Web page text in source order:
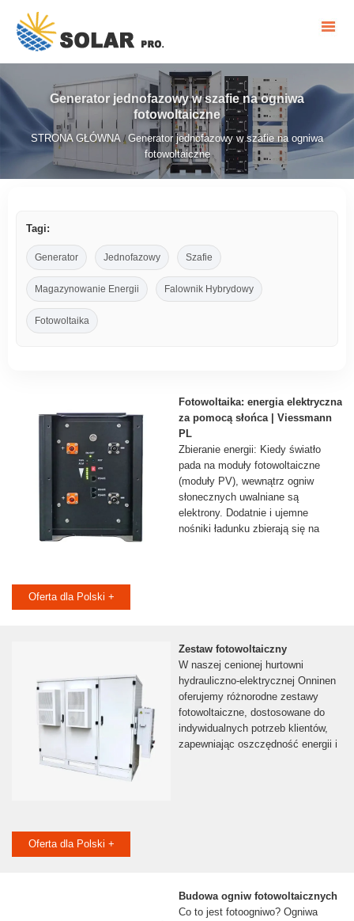
Generator jednofazowy w szafie na ogniwa
fotowoltaiczne
STRONA GŁÓWNA / Generator jednofazowy w szafie na ogniwa
fotowoltaiczne
Tagi:
Generator Jednofazowy Szafie
Magazynowanie Energii Falownik Hybrydowy
Fotowoltaika
Fotowoltaika: energia elektryczna
za pomocą słońca | Viessmann
PL
Zbieranie energii: Kiedy światło
pada na moduły fotowoltaiczne
(moduły PV), wewnątrz ogniw
słonecznych uwalniane są
elektrony. Dodatnie i ujemne
nośniki ładunku zbierają się na
Oferta dla Polski +
Zestaw fotowoltaiczny
W naszej cenionej hurtowni
hydrauliczno-elektrycznej Onninen
oferujemy różnorodne zestawy
fotowoltaiczne, dostosowane do
indywidualnych potrzeb klientów,
zapewniając oszczędność energii i
Oferta dla Polski +
Budowa ogniw fotowoltaicznych
Co to jest fotoogniwo? Ogniwa